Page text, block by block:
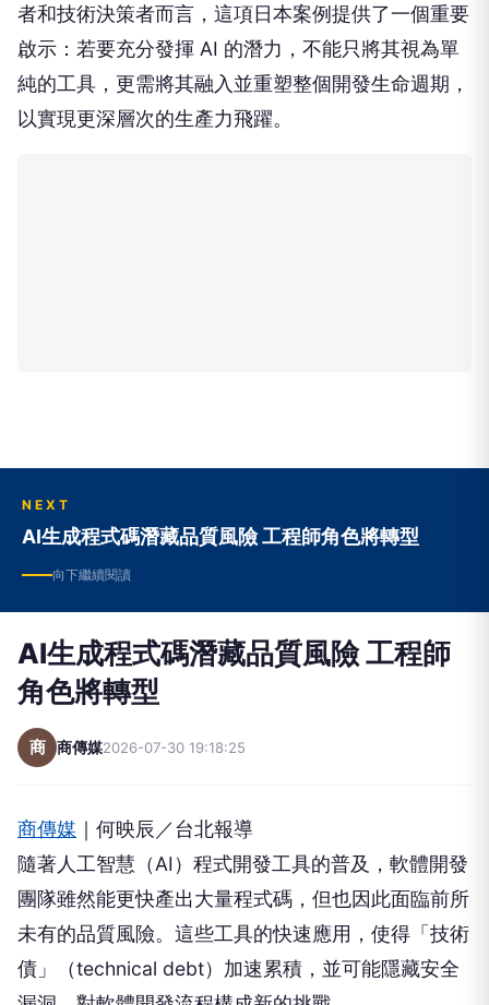
者和技術決策者而言，這項日本案例提供了一個重要
啟示：若要充分發揮 AI 的潛力，不能只將其視為單
純的工具，更需將其融入並重塑整個開發生命週期，
以實現更深層次的生產力飛躍。
NEXT
AI生成程式碼潛藏品質風險 工程師角色將轉型
向下繼續閱讀
AI生成程式碼潛藏品質風險 工程師
角色將轉型
商 商傳媒2026-07-30 19:18:25
商傳媒 ｜何映辰／台北報導
隨著人工智慧（AI）程式開發工具的普及，軟體開發
團隊雖然能更快產出大量程式碼，但也因此面臨前所
未有的品質風險。這些工具的快速應用，使得「技術
債」（technical debt）加速累積，並可能隱藏安全